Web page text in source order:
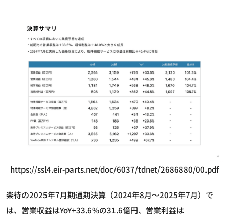
https://ssl4.eir-parts.net/doc/6037/tdnet/2686880/00.pdf
楽待の2025年7月期通期決算（2024年8月～2025年7月）で
は、営業収益はYoY+33.6%の31.6億円、営業利益は